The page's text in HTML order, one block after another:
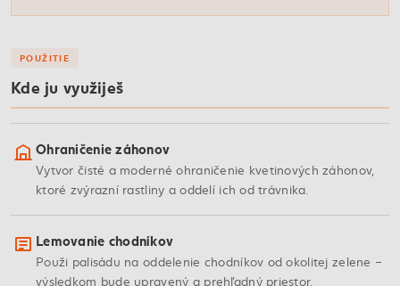
POUŽITIE
Kde ju využiješ
Ohraničenie záhonov
Vytvor čisté a moderné ohraničenie kvetinových záhonov,
ktoré zvýrazní rastliny a oddelí ich od trávnika.
Lemovanie chodníkov
Použi palisádu na oddelenie chodníkov od okolitej zelene –
výsledkom bude upravený a prehľadný priestor.